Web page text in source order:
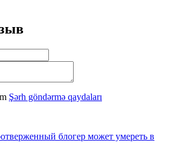
Şərh göndərmə qaydaları